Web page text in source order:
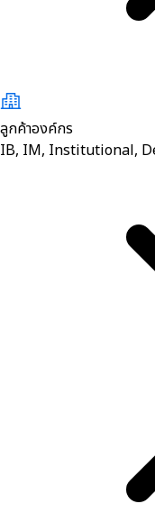
ลูกค้าองค์กร
IB, IM, Institutional,